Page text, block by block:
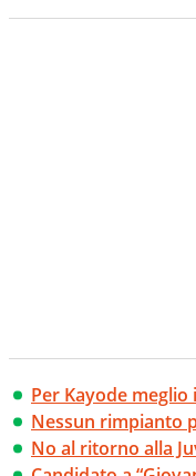
Per Kayode
Nessun rimpianto
No al ritorno alla